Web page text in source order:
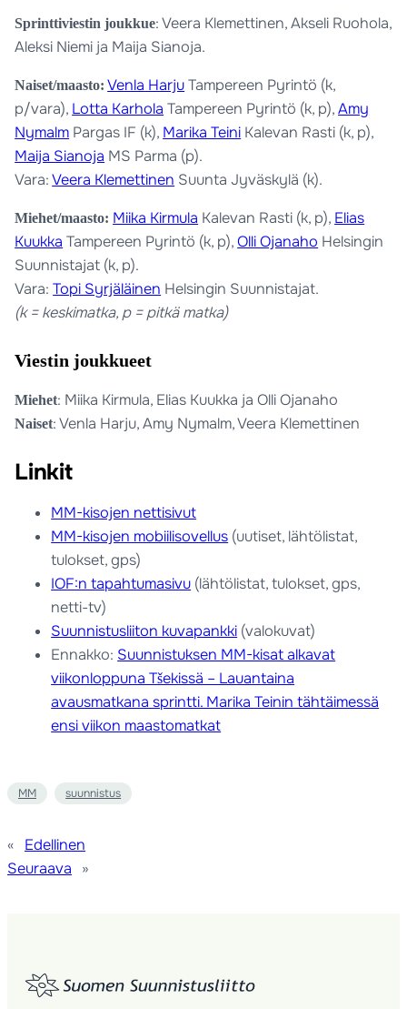
Sprinttiviestin joukkue: Veera Klemettinen, Akseli Ruohola,
Aleksi Niemi ja Maija Sianoja.
Naiset/maasto: Venla HarjuTampereen Pyrintö (k,
p/vara), Lotta Karhola Tampereen Pyrintö (k, p),Amy
Nymalm Pargas IF (k), Marika Teini Kalevan Rasti (k, p),
Maija Sianoja MS Parma (p).
Vara:Veera Klemettinen Suunta Jyväskylä (k).
Miehet/maasto: Miika Kirmula Kalevan Rasti (k, p), Elias
Kuukka Tampereen Pyrintö (k, p),Olli Ojanaho Helsingin
Suunnistajat (k, p).
Vara:Topi Syrjäläinen Helsingin Suunnistajat.
(k = keskimatka, p = pitkä matka)
Viestin joukkueet
Miehet: Miika Kirmula, Elias Kuukka ja Olli Ojanaho
Naiset: Venla Harju, Amy Nymalm, Veera Klemettinen
Linkit
MM-kisojen nettisivut
MM-kisojen mobiilisovellus (uutiset, lähtölistat,
tulokset, gps)
IOF:n tapahtumasivu (lähtölistat, tulokset, gps,
netti-tv)
Suunnistusliiton kuvapankki (valokuvat)
Ennakko: Suunnistuksen MM-kisat alkavat
viikonloppuna Tšekissä – Lauantaina
avausmatkana sprintti. Marika Teinin tähtäimessä
ensi viikon maastomatkat
MM suunnistus
«
Edellinen
Seuraava
»